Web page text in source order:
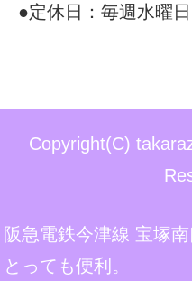
●定休日：毎週水曜日
Copyright(C)
阪急電鉄今津線 宝塚
とっても便利。